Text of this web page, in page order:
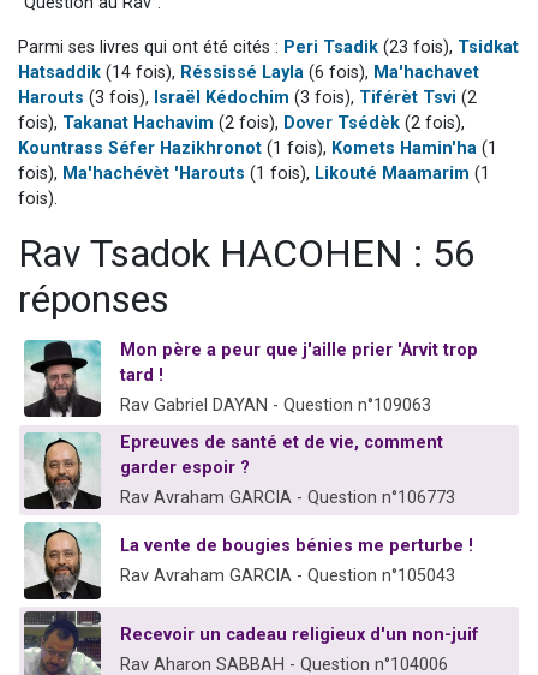
30 personnes viennent de faire un don pour Sauvez la jambe de Yohan
Il reste 49 places pour étudier en groupe sur Zoom
12 nouvelles musiques dans Torah-Box Music
29 personnes viennent de demander une bénédiction
Parmi ses livres qui ont été cités : Peri Tsadik (23 fois), Tsidkat
Hatsaddik (14 fois), Réssissé Layla (6 fois), Ma'hachavet
Harouts (3 fois), Israël Kédochim (3 fois), Tiférèt Tsvi (2
fois), Takanat Hachavim (2 fois), Dover Tsédèk (2 fois),
Kountrass Séfer Hazikhronot (1 fois), Komets Hamin'ha (1
fois), Ma'hachévèt 'Harouts (1 fois), Likouté Maamarim (1
fois).
Rav Tsadok HACOHEN : 56
réponses
Mon père a peur que j'aille prier 'Arvit trop
tard !
Rav Gabriel DAYAN - Question n°109063
Epreuves de santé et de vie, comment
garder espoir ?
Rav Avraham GARCIA - Question n°106773
La vente de bougies bénies me perturbe !
Rav Avraham GARCIA - Question n°105043
Recevoir un cadeau religieux d'un non-juif
Rav Aharon SABBAH - Question n°104006